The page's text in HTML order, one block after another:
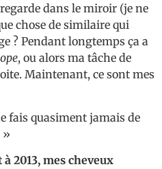
dans le miroir (je ne
chose de similaire qui
? Pendant longtemps ça a
, ou alors ma tâche de
Maintenant, ce sont mes
fais quasiment jamais de
»
2013, mes cheveux